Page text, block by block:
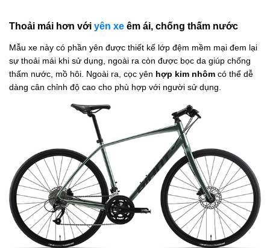
Thoải mái hơn với yên xe êm ái, chống thấm nước
Mẫu xe này có phần yên được thiết kế lớp đệm mềm mại đem lại
sự thoải mái khi sử dụng, ngoài ra còn được bọc da giúp chống
thấm nước, mồ hôi. Ngoài ra, cọc yên hợp kim nhôm có thể dễ
dàng cân chỉnh độ cao cho phù hợp với người sử dụng.